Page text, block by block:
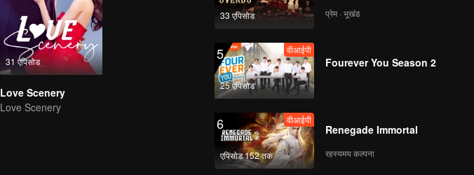
31 एपिसोड
Love Scenery
Love Scenery
33 एपिसोड प्रेम · भूखंड
5
25 एपिसोड
वीआईपी
Fourever You Season 2
6
एपिसोड 152 तक
वीआईपी
Renegade Immortal
रहस्यमय कल्पना